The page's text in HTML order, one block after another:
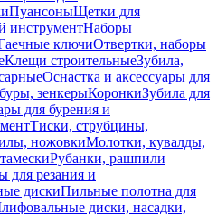
ПуансоныЩетки для
инструментНаборы
ключиОтвертки, наборы
Клещи строительныеЗубила,
Оснастка и аксессуары для
зенкерыКоронкиЗубила для
для бурения и
Тиски, струбцины,
ножовкиМолотки, кувалды,
Рубанки, рашпили
для резания и
дискиПильные полотна для
диски, насадки,